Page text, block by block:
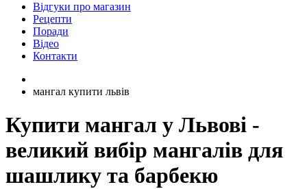
Відгуки про магазин
Рецепти
Поради
Відео
Контакти
мангал купити львів
Купити мангал у Львові -
великий вибір мангалів для
шашлику та барбекю